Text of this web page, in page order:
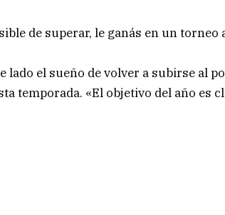
de superar, le ganás en un torneo
lado el sueño de volver a subirse al
temporada. «El objetivo del año es